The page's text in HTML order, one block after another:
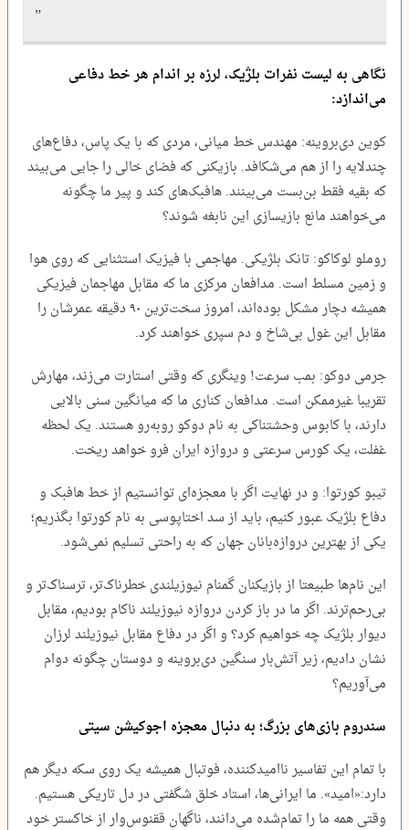
نگاهی به لیست نفرات بلژیک، لرزه بر اندام هر خط دفاعی
می‌اندازد:
کوین دی‌بروینه: مهندس خط میانی، مردی که با یک پاس، دفاع‌های
چندلایه را از هم می‌شکافد. بازیکنی که فضای خالی را جایی می‌بیند
که بقیه فقط بن‌بست می‌بینند. هافبک‌های کند و پیر ما چگونه
می‌خواهند مانع بازیسازی این نابغه شوند؟
روملو لوکاکو: تانک بلژیکی. مهاجمی با فیزیک استثنایی که روی هوا
و زمین مسلط است. مدافعان مرکزی ما که مقابل مهاجمان فیزیکی
همیشه دچار مشکل بوده‌اند، امروز سخت‌ترین ۹۰ دقیقه عمرشان را
مقابل این غول بی‌شاخ و دم سپری خواهند کرد.
جرمی دوکو: بمب سرعت! وینگری که وقتی استارت می‌زند، مهارش
تقریبا غیرممکن است. مدافعان کناری ما که میانگین سنی بالایی
دارند، با کابوس وحشتناکی به نام دوکو روبه‌رو هستند. یک لحظه
غفلت، یک کورس سرعتی و دروازه ایران فرو خواهد ریخت.
تیبو کورتوا: و در نهایت اگر با معجزه‌ای توانستیم از خط هافبک و
دفاع بلژیک عبور کنیم، باید از سد اختاپوسی به نام کورتوا بگذریم؛
یکی از بهترین دروازه‌بانان جهان که به راحتی تسلیم نمی‌شود.
این نام‌ها طبیعتا از بازیکنان گمنام نیوزیلندی خطرناک‌تر، ترسناک‌تر و
بی‌رحم‌ترند. اگر ما در باز کردن دروازه نیوزیلند ناکام بودیم، مقابل
دیوار بلژیک چه خواهیم کرد؟ و اگر در دفاع مقابل نیوزیلند لرزان
نشان دادیم، زیر آتش‌بار سنگین دی‌بروینه و دوستان چگونه دوام
می‌آوریم؟
سندروم بازی‌های بزرگ؛ به دنبال معجزه اجوکیشن سیتی
با تمام این تفاسیر ناامیدکننده، فوتبال همیشه یک روی سکه دیگر هم
دارد:«امید». ما ایرانی‌ها، استاد خلق شگفتی در دل تاریکی هستیم.
وقتی همه ما را تمام‌شده می‌دانند، ناگهان ققنوس‌وار از خاکستر خود